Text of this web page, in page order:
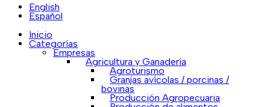
English
Español
Inicio
Categorías
Empresas
Agricultura y Ganadería
Agroturismo
Granjas avícolas / porcinas /
bovinas
Producción Agropecuaria